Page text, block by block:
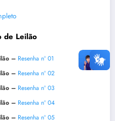
de Leilão
– Resenha nº 01
– Resenha nº 02
– Resenha nº 03
– Resenha nº 04
– Resenha nº 05